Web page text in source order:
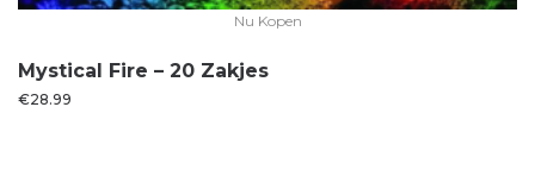
Nu Kopen
Mystical Fire – 20 Zakjes
€28.99